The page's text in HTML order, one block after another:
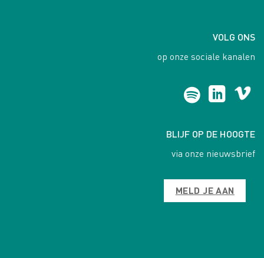
VOLG ONS
op onze sociale kanalen
BLIJF OP DE HOOGTE
via onze nieuwsbrief
MELD JE AAN